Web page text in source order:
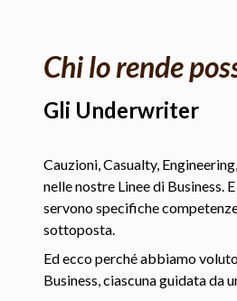
Chi lo rende
Gli Underwriter
Cauzioni, Casualty,
nelle nostre Linee di Business.
servono specifiche
sottoposta.
Ed ecco perché abbiamo
Business, ciascuna guidata da